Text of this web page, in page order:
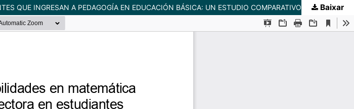
Baixar